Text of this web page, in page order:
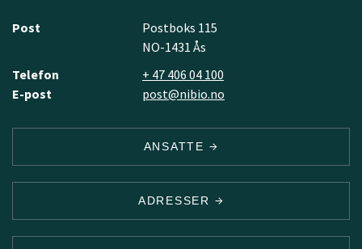
Post
Postboks 115
NO-1431 Ås
Telefon
+ 47 406 04 100
E-post
post@nibio.no
ANSATTE
ADRESSER